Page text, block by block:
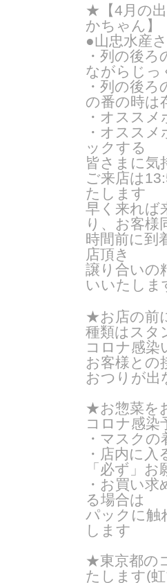
★【4月の
かちゃん】
●山忠水産
・列の後
ながらじっ
・列の後
の番の時は
・オスス
・オスス
ックする
皆さまに気
ご来店は
たします
早く来れば
り、お客様
時間前に到
店頂き
譲り合いの
いいたしま
★お店の前
種類はスタ
コロナ感染
お客様との
おつりが出
★お惣菜を
コロナ感染
・マスク
・店内に
「必ず」
・お買い
る場合は
パックに触
します
★東京都の
たします(